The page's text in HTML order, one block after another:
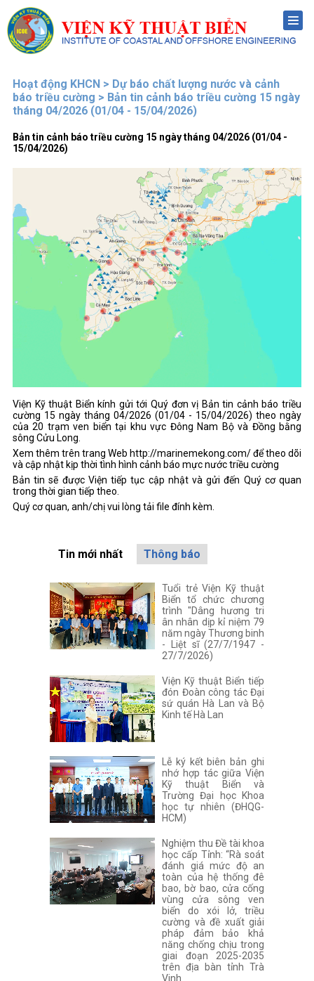
Menu
Hoạt động KHCN > Dự báo chất lượng nước và cảnh
báo triều cường > Bản tin cảnh báo triều cường 15 ngày
tháng 04/2026 (01/04 - 15/04/2026)
Bản tin cảnh báo triều cường 15 ngày tháng 04/2026 (01/04 -
15/04/2026)
Viện Kỹ thuật Biển kính gửi tới Quý đơn vị Bản tin cảnh báo triều
cường 15 ngày tháng 04/2026 (01/04 - 15/04/2026) theo ngày
của 20 trạm ven biển tại khu vực Đông Nam Bộ và Đồng bằng
sông Cửu Long.
Xem thêm trên trang Web http://marinemekong.com/ để theo dõi
và cập nhật kịp thời tình hình cảnh báo mực nước triều cường
Bản tin sẽ được Viện tiếp tục cập nhật và gửi đến Quý cơ quan
trong thời gian tiếp theo.
Quý cơ quan, anh/chị vui lòng tải file đính kèm.
Tin mới nhất Thông báo
Tuổi trẻ Viện Kỹ thuật
Biển tổ chức chương
trình "Dâng hương tri
ân nhân dịp kỉ niệm 79
năm ngày Thương binh
- Liệt sĩ (27/7/1947 -
27/7/2026)
Viện Kỹ thuật Biển tiếp
đón Đoàn công tác Đại
sứ quán Hà Lan và Bộ
Kinh tế Hà Lan
Lễ ký kết biên bản ghi
nhớ hợp tác giữa Viện
Kỹ thuật Biển và
Trường Đại học Khoa
học tự nhiên (ĐHQG-
HCM)
Nghiệm thu Đề tài khoa
học cấp Tỉnh: “Rà soát
đánh giá mức độ an
toàn của hệ thống đê
bao, bờ bao, cửa cống
vùng cửa sông ven
biển do xói lở, triều
cường và đề xuất giải
pháp đảm bảo khả
năng chống chịu trong
giai đoạn 2025-2035
trên địa bàn tỉnh Trà
Vinh